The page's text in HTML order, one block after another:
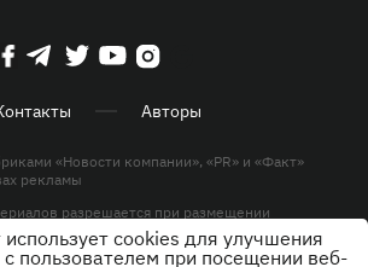
Авторы
«Новости компании», «PR» и «Факт»
рекламы
разрешается при размещении
на KP.UA в первом абзаце.
Все права защищены.
использует cookies для улучшения
пользователем при посещении веб-